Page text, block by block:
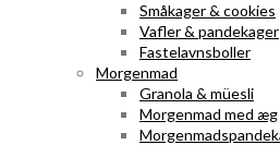
Småkager & cookies
Vafler & pandekager
Fastelavnsboller
Morgenmad
Granola & müesli
Morgenmad med æg